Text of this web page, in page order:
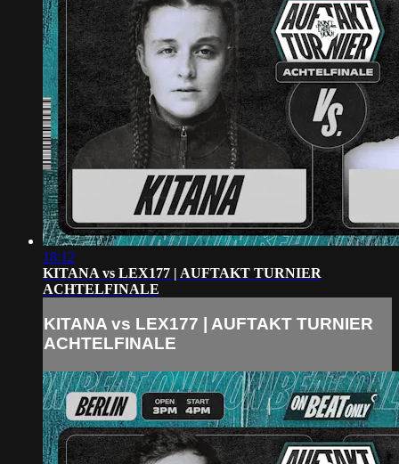
18:12
KITANA vs LEX177 | AUFTAKT TURNIER
ACHTELFINALE
KITANA vs LEX177 | AUFTAKT TURNIER
ACHTELFINALE